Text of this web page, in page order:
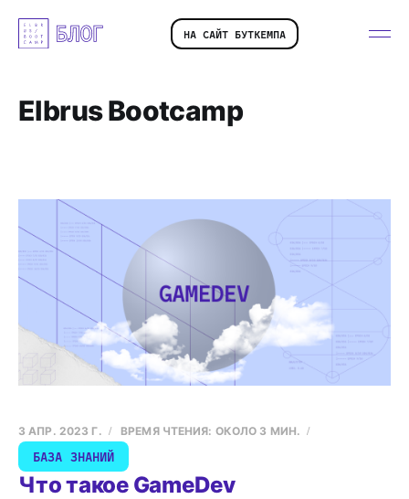
НА САЙТ БУТКЕМПА
Elbrus Bootcamp
Что такое GameDev
3 АПР. 2023 Г. ВРЕМЯ ЧТЕНИЯ: ОКОЛО 3 МИН.
БАЗА ЗНАНИЙ